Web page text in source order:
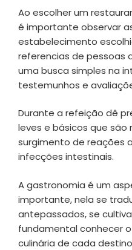
Ao escolher um
é importante observar
estabelecimento
referencias de pessoas
uma busca simples na
testemunhos e
Durante a refeição dê
leves e básicos que são
surgimento de reações
infecções intestinais.
A gastronomia é um
importante, nela se
antepassados, se
fundamental conhecer
culinária de cada